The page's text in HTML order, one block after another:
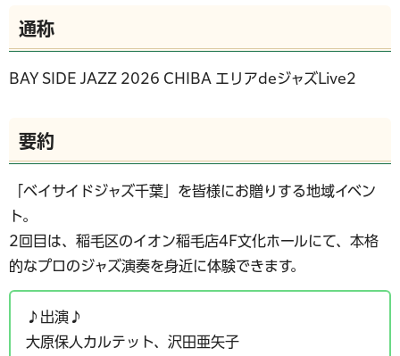
通称
BAY SIDE JAZZ 2026 CHIBA エリアdeジャズLive2
要約
「ベイサイドジャズ千葉」を皆様にお贈りする地域イベン
ト。
2回目は、稲毛区のイオン稲毛店4F文化ホールにて、本格
的なプロのジャズ演奏を身近に体験できます。
♪出演♪
大原保人カルテット、沢田亜矢子